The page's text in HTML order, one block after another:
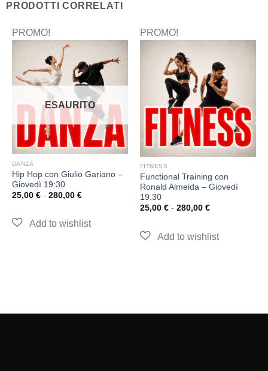
PRODOTTI CORRELATI
PROMO!
ESAURITO
DANZA
Hip Hop con Giulio Gariano –
Giovedì 19:30
25,00 € - 280,00 €
PROMO!
FITNESS
Functional Training con
Ronald Almeida – Giovedì
19:30
25,00 € - 280,00 €